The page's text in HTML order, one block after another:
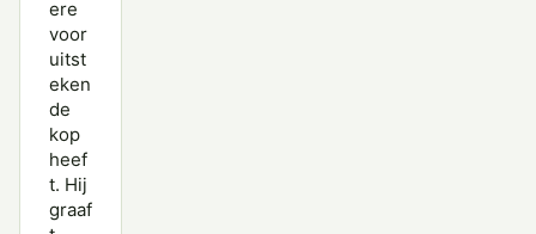
ere
voor
uitst
eken
de
kop
heef
t. Hij
graaf